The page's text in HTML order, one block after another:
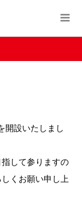
開設いたしまし
して参りますの
くお願い申し上